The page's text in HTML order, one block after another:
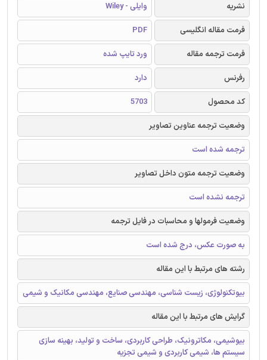
نشریه
وایلی - Wiley
فرمت مقاله انگلیسی
PDF
فرمت ترجمه مقاله
ورد تایپ شده
رفرنس
دارد
کد محصول
5703
وضعیت ترجمه عناوین تصاویر
ترجمه شده است
وضعیت ترجمه متون داخل تصاویر
ترجمه نشده است
وضعیت فرمولها و محاسبات در فایل ترجمه
به صورت عکس، درج شده است
رشته های مرتبط با این مقاله
بیوتکنولوژی، زیست شناسی، مهندسی صنایع، مهندسی مکانیک و شیمی
گرایش های مرتبط با این مقاله
بیوشیمی، مکاترونیک، طراحی کاربردی، ساخت و تولید، بهینه سازی
سیستم ها، شیمی کاربردی و شیمی تجزیه